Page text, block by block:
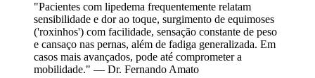
"Pacientes com lipedema frequentemente relatam
sensibilidade e dor ao toque, surgimento de equimoses
('roxinhos') com facilidade, sensação constante de peso
e cansaço nas pernas, além de fadiga generalizada. Em
casos mais avançados, pode até comprometer a
mobilidade." — Dr. Fernando Amato